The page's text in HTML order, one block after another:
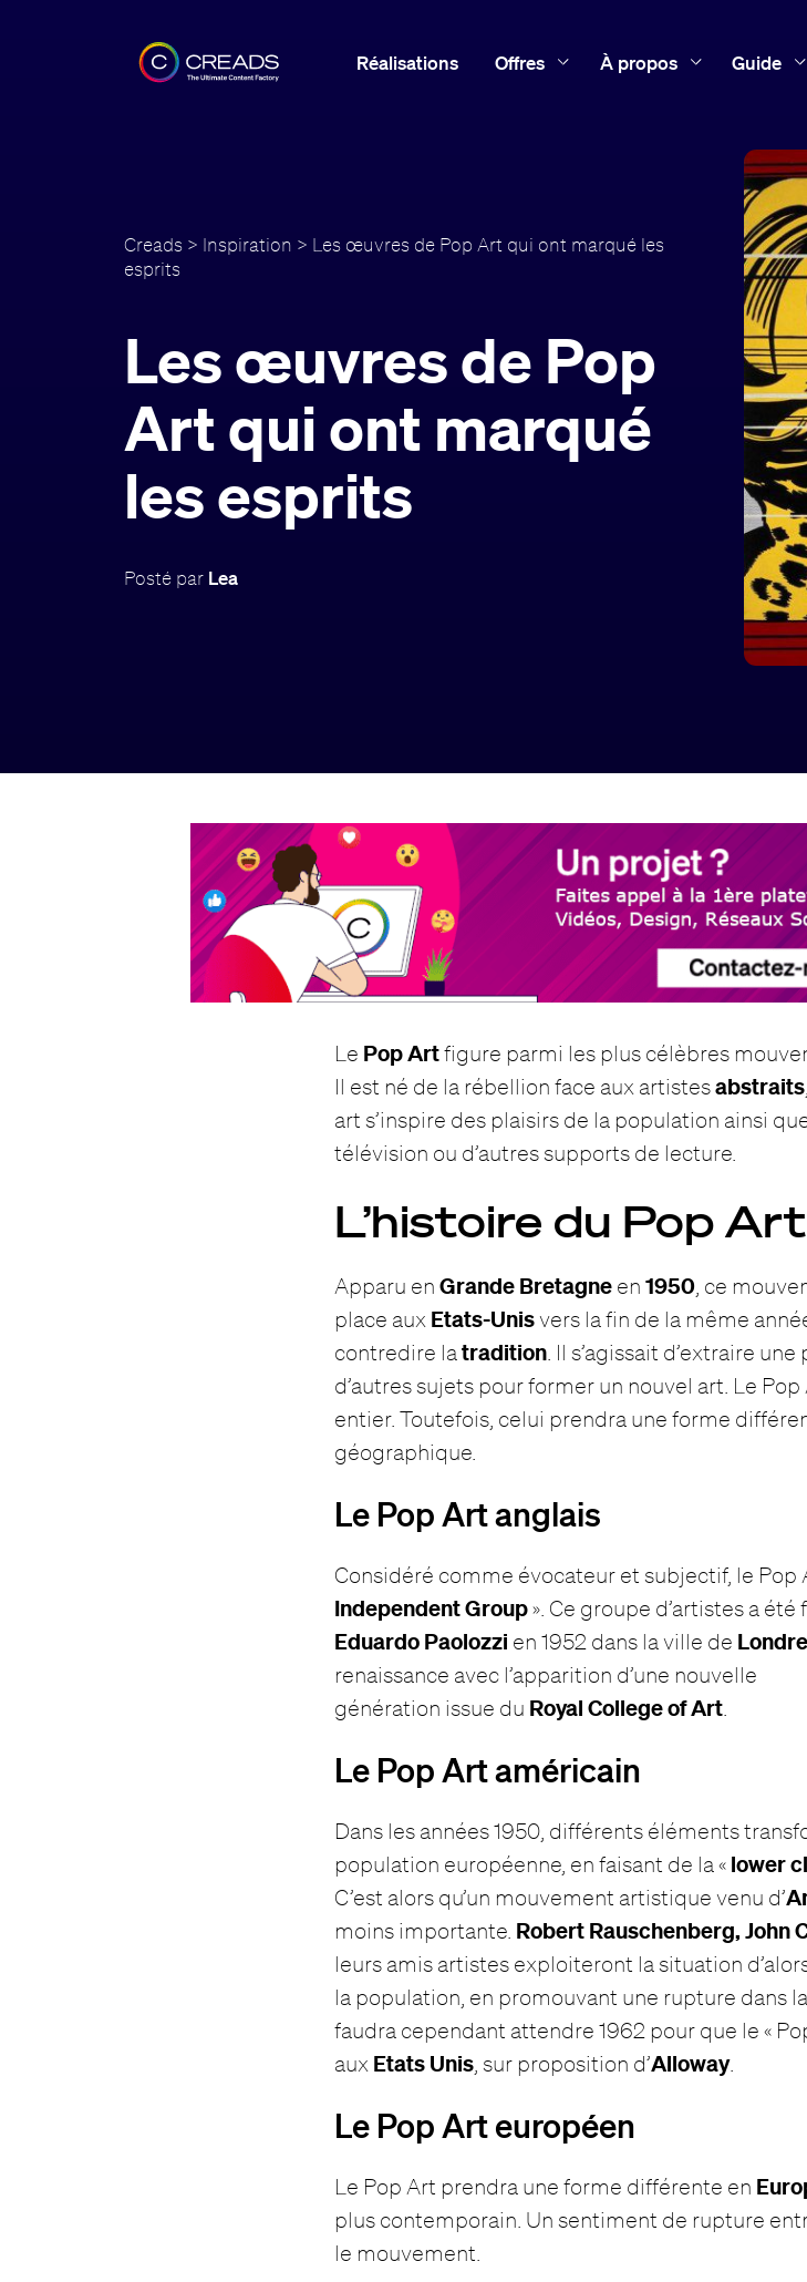
Réalisations Offres À propos Guide
Creads > Inspiration > Les œuvres de Pop Art qui ont marqué les
esprits
Les œuvres de Pop
Art qui ont marqué
les esprits
Posté par Lea
Le Pop Artfigure parmi les plus célèbres
Il est né de la rébellion face aux artistesabstraits
art s’inspire des plaisirs de la population ainsi
télévision ou d’autres supports de lecture.
L’histoire du Pop Art
Apparu enGrande Bretagne en1950 , ce
place aux Etats-Unisvers la fin de la même
contredire latradition . Il s’agissait d’extraire
d’autres sujets pour former un nouvel art. Le
entier. Toutefois, celui prendra une forme
géographique.
Le Pop Art anglais
Considéré comme évocateur et subjectif, le Pop
IndependentGroup». Ce groupe d’artistes a été
Eduardo Paolozzi en 1952 dans la ville de
renaissance avec l’apparition d’une nouvelle
génération issue du Royal College of Art
Le Pop Art américain
Dans les années 1950, différents éléments
population européenne, en faisant de la « lower
C’est alors qu’un mouvement artistique venu d’
moins importante. Robert Rauschenberg, John
leurs amis artistes exploiteront la situation
la population, en promouvant une rupture dans
faudra cependant attendre 1962 pour que le «
aux Etats Unis , sur proposition d’Alloway.
Le Pop Art européen
Le Pop Art prendra une forme différente en
plus contemporain. Un sentiment de rupture
le mouvement.